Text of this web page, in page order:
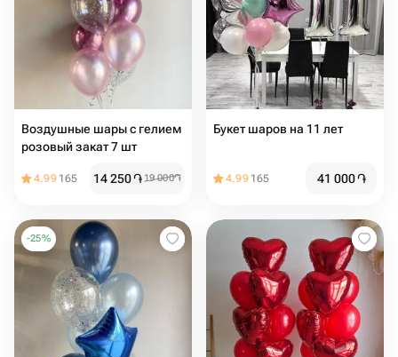
Воздушные шары с гелием
розовый закат 7 шт
4.99 165 14 250֏19 000֏
Букет шаров на 11 лет
4.99 165 41 000֏
-25%